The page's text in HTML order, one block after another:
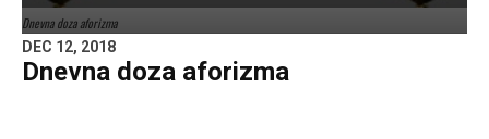
Dnevna doza aforizma
DEC 12, 2018
Dnevna doza aforizma